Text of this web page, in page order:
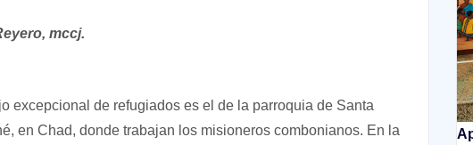
mccj.
excepcional de refugiados es el de la parroquia de Santa
en Chad, donde trabajan los misioneros combonianos. En la